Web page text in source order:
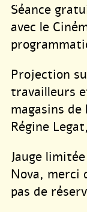
Séance
avec le
Projection
travailleurs
magasins
Régine
Jauge
Nova, merci
pas de